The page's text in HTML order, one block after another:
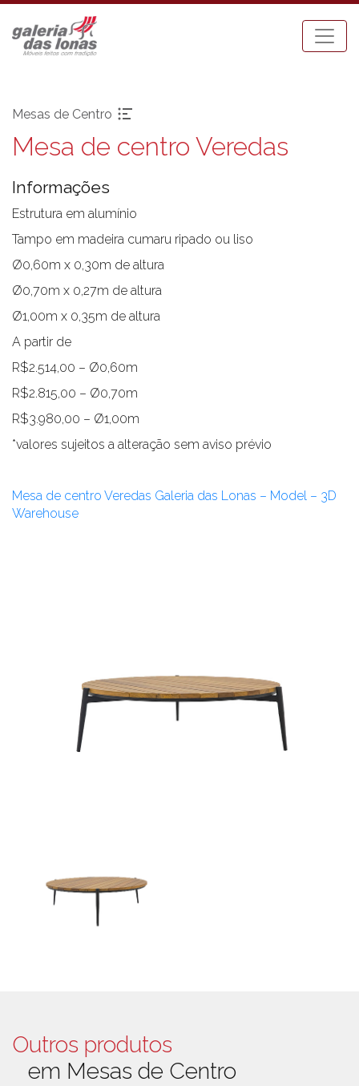
Mesas de Centro
Pronta-entrega
Aparadores
Balanços
Bancos
Cadeiras com braço
Cadeiras sem braço
Chaises
Carro Bar
Coleção Resort
Espreguiçadeiras
Mesas Laterais
Mesa de centro Veredas
Informações
Estrutura em alumínio
Tampo em madeira cumaru ripado ou liso
Ø0,60m x 0,30m de altura
Ø0,70m x 0,27m de altura
Ø1,00m x 0,35m de altura
A partir de
R$2.514,00 – Ø0,60m
R$2.815,00 – Ø0,70m
R$3.980,00 – Ø1,00m
*valores sujeitos a alteração sem aviso prévio
Mesa de centro Veredas Galeria das Lonas – Model – 3D
Warehouse
Outros produtos
em Mesas de Centro